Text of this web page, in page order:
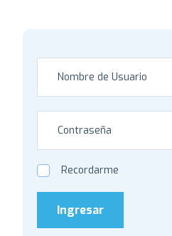
Recordarme
Ingresar